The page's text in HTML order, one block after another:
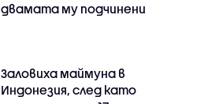
двамата му подчинени
Заловиха маймуна в
Индонезия, след като